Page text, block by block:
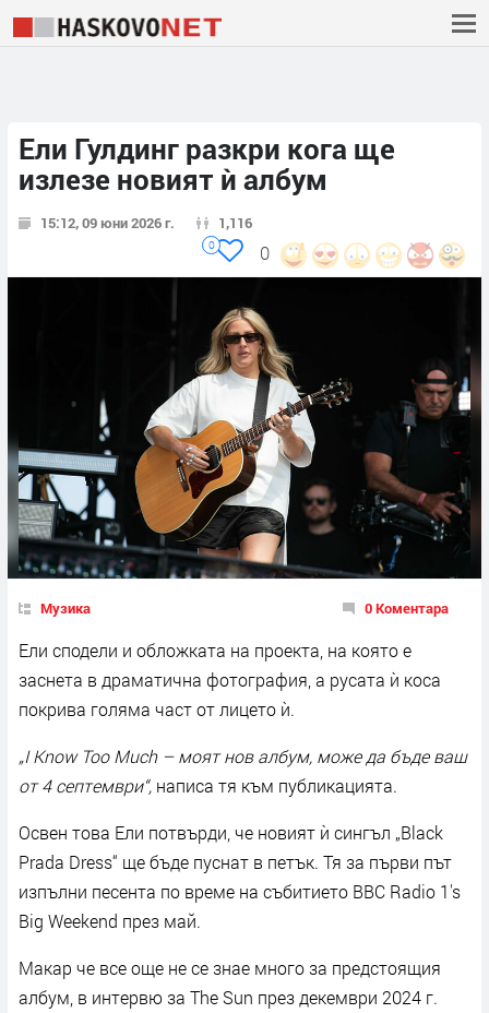
Ели Гулдинг разкри кога ще
излезе новият ѝ албум
15:12, 09 юни 2026 г. 1,116
0
0
Музика 0 Коментара
Ели сподели и обложката на проекта, на която е
заснета в драматична фотография, а русата ѝ коса
покрива голяма част от лицето ѝ.
„I Know Too Much – моят нов албум, може да бъде ваш
от 4 септември“, написа тя към публикацията.
Освен това Ели потвърди, че новият ѝ сингъл „Black
Prada Dress“ ще бъде пуснат в петък. Тя за първи път
изпълни песента по време на събитието BBC Radio 1's
Big Weekend през май.
Макар че все още не се знае много за предстоящия
албум, в интервю за The Sun през декември 2024 г.